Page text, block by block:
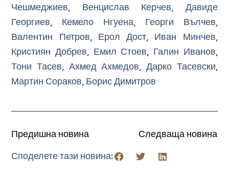
Чешмеджиев, Венцислав Керчев, Давиде
Георгиев, Кемело Нгуена, Георги Вълчев,
Валентин Петров, Ерол Дост, Иван Минчев,
Кристиян Добрев, Емил Стоев, Галин Иванов,
Тони Тасев, Ахмед Ахмедов, Дарко Тасевски,
Мартин Сораков, Борис Димитров
Предишна новина Следваща новина
Споделете тази новина: